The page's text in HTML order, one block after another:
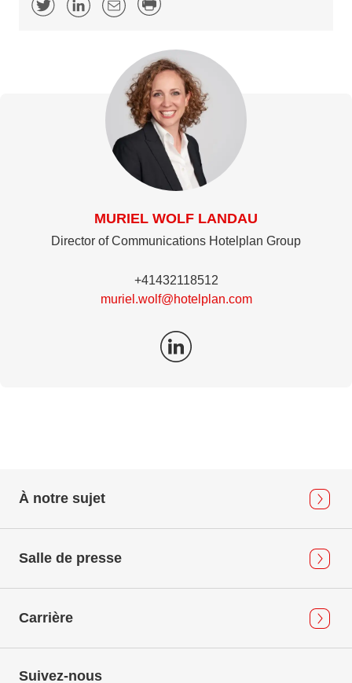
MURIEL WOLF LANDAU
Director of Communications Hotelplan Group
+41432118512
muriel.wolf@hotelplan.com
À notre sujet
Salle de presse
Carrière
Suivez-nous